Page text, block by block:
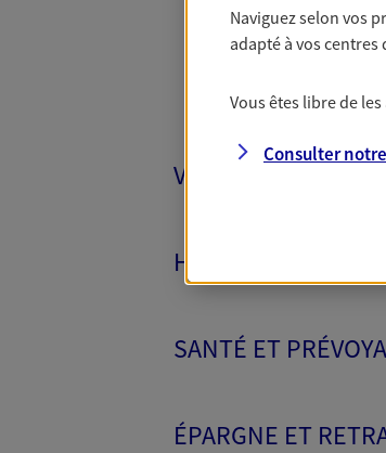
VÉHICULES
HABITATION
SANTÉ ET
ÉPARGNE ET
Naviguez selon vos
adapté à vos
Vous êtes libre de
Consulter